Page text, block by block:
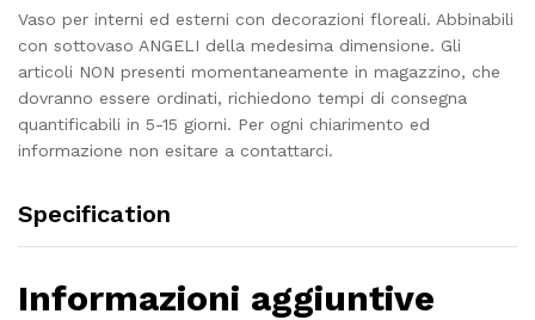
Vaso per interni ed esterni con decorazioni floreali. Abbinabili
con sottovaso ANGELI della medesima dimensione. Gli
articoli NON presenti momentaneamente in magazzino, che
dovranno essere ordinati, richiedono tempi di consegna
quantificabili in 5-15 giorni. Per ogni chiarimento ed
informazione non esitare a contattarci.
Specification
Informazioni aggiuntive